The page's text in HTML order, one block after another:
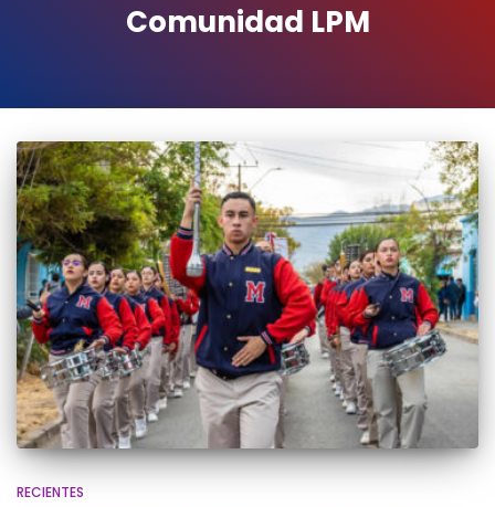
Comunidad LPM
RECIENTES